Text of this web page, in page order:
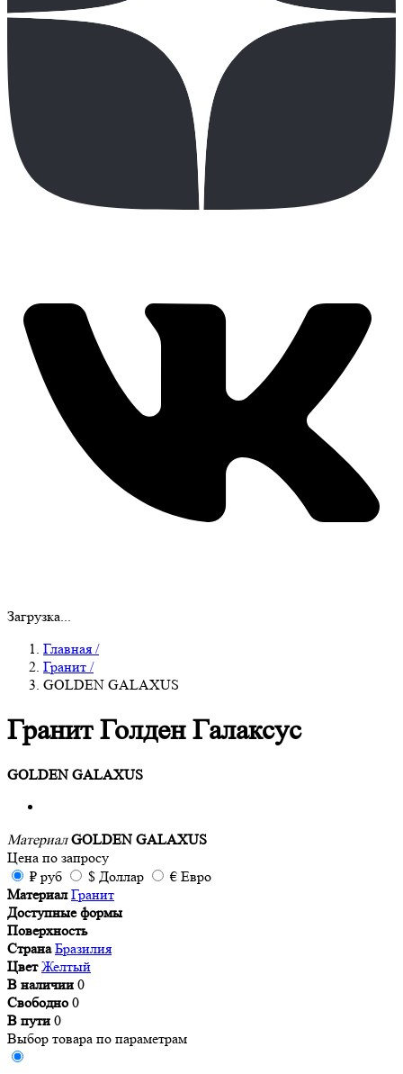
Загрузка...
Главная /
Гранит /
GOLDEN GALAXUS
Гранит Голден Галаксус
GOLDEN GALAXUS
Материал GOLDEN GALAXUS
Цена по запросу
₽ руб $ Доллар € Евро
Материал Гранит
Доступные формы
Поверхность
Страна Бразилия
Цвет Желтый
В наличии 0
Свободно 0
В пути 0
Выбор товара по параметрам